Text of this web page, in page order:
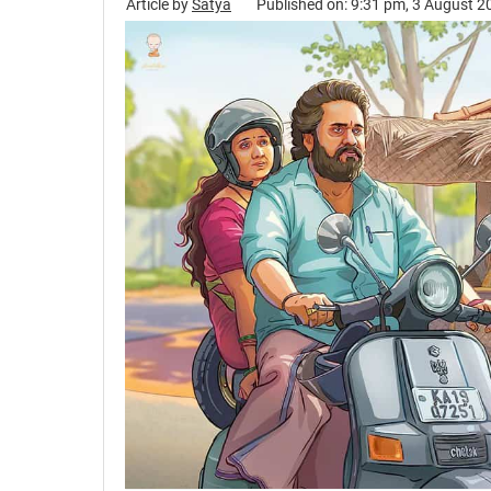
Article bySatya Published on: 9:31 pm, 3 August